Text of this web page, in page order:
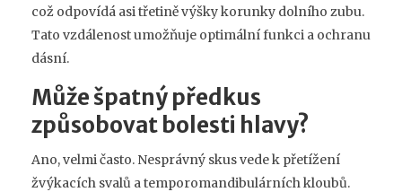
což odpovídá asi třetině výšky korunky dolního zubu.
Tato vzdálenost umožňuje optimální funkci a ochranu
dásní.
Může špatný předkus
způsobovat bolesti hlavy?
Ano, velmi často. Nesprávný skus vede k přetížení
žvýkacích svalů a temporomandibulárních kloubů.